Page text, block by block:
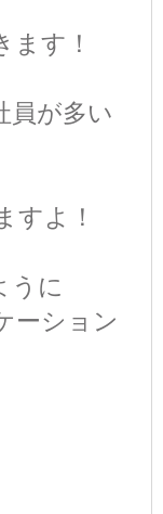
す！
員が多い
すよ！
うに
ーション